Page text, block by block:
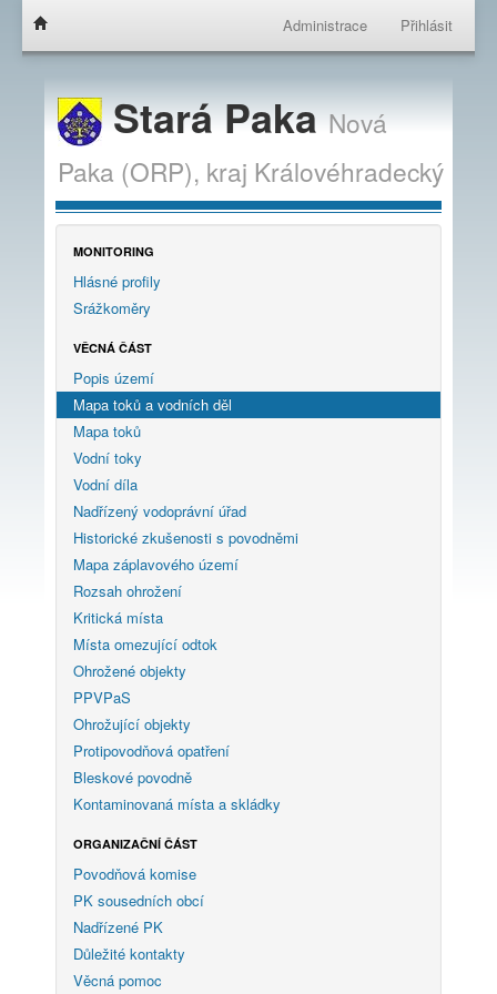
Administrace Přihlásit
Stará PakaNová
Paka (ORP), kraj Královéhradecký
MONITORING
Hlásné profily
Srážkoměry
VĚCNÁ ČÁST
Popis území
Mapa toků a vodních děl
Mapa toků
Vodní toky
Vodní díla
Nadřízený vodoprávní úřad
Historické zkušenosti s povodněmi
Mapa záplavového území
Rozsah ohrožení
Kritická místa
Místa omezující odtok
Ohrožené objekty
PPVPaS
Ohrožující objekty
Protipovodňová opatření
Bleskové povodně
Kontaminovaná místa a skládky
ORGANIZAČNÍ ČÁST
Povodňová komise
PK sousedních obcí
Nadřízené PK
Důležité kontakty
Věcná pomoc